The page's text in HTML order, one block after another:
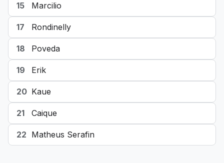
15 Marcilio
17 Rondinelly
18 Poveda
19 Erik
20 Kaue
21 Caique
22 Matheus Serafin